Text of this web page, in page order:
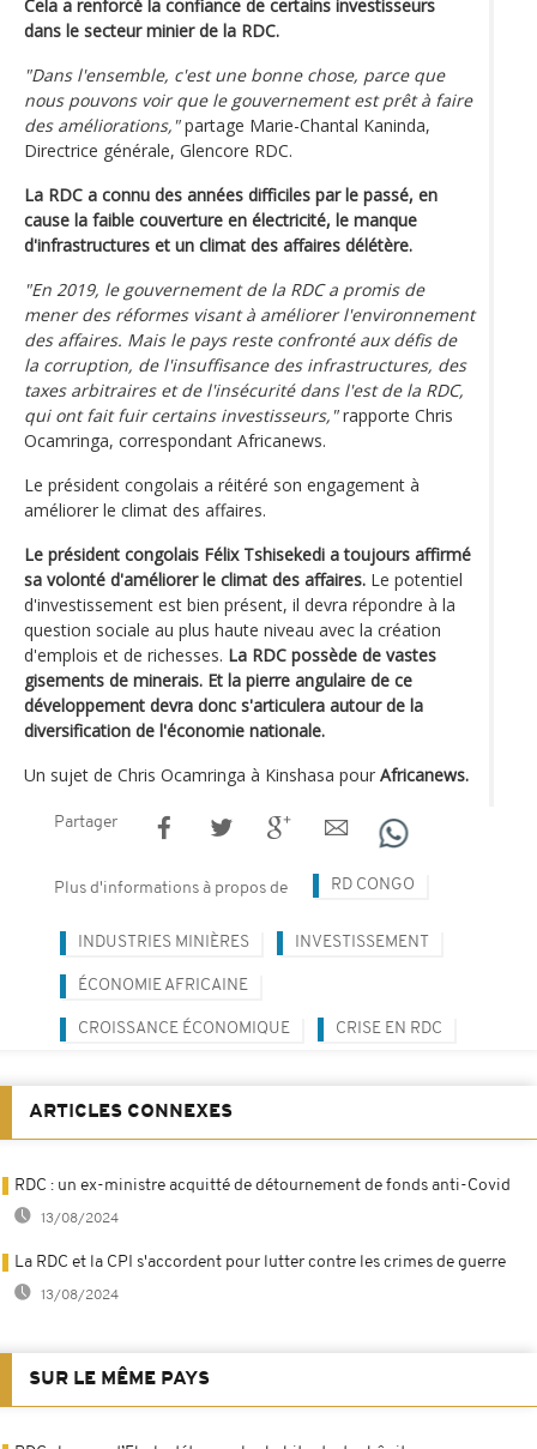
Cela a renforcé la confiance de certains investisseurs
dans le secteur minier de la RDC.
"Dans l'ensemble, c'est une bonne chose, parce que
nous pouvons voir que le gouvernement est prêt à faire
des améliorations,"partage Marie-Chantal Kaninda,
Directrice générale, Glencore RDC.
La RDC a connu des années difficiles par le passé, en
cause la faible couverture en électricité, le manque
d'infrastructures et un climat des affaires délétère.
"En 2019, le gouvernement de la RDC a promis de
mener des réformes visant à améliorer l'environnement
des affaires. Mais le pays reste confronté aux défis de
la corruption, de l'insuffisance des infrastructures, des
taxes arbitraires et de l'insécurité dans l'est de la RDC,
qui ont fait fuir certains investisseurs,"rapporte Chris
Ocamringa, correspondant Africanews.
Le président congolais a réitéré son engagement à
améliorer le climat des affaires.
Le président congolais Félix Tshisekedi a toujours affirmé
sa volonté d'améliorer le climat des affaires. Le potentiel
d'investissement est bien présent, il devra répondre à la
question sociale au plus haute niveau avec la création
d'emplois et de richesses. La RDC possède de vastes
gisements de minerais. Et la pierre angulaire de ce
développement devra donc s'articulera autour de la
diversification de l'économie nationale.
Un sujet de Chris Ocamringa à Kinshasa pour Africanews.
Partager
Plus d'informations à propos de RD CONGO
INDUSTRIES MINIÈRES INVESTISSEMENT
ÉCONOMIE AFRICAINE
CROISSANCE ÉCONOMIQUE CRISE EN RDC
ARTICLES CONNEXES
RDC : un ex-ministre acquitté de détournement de fonds anti-Covid
13/08/2024
La RDC et la CPI s'accordent pour lutter contre les crimes de guerre
13/08/2024
SUR LE MÊME PAYS